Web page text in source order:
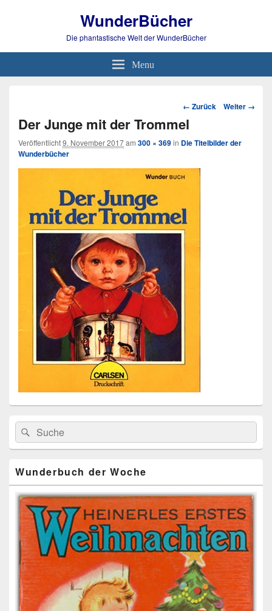
WunderBücher
Die phantastische Welt der WunderBücher
Menu
Bild-
Navigation
← Zurück Weiter →
Der Junge mit der Trommel
Veröffentlicht9. November 2017am 300 × 369in Die Titelbilder der
Wunderbücher
Primärer
Seitenleisten
Widget-
Bereich
Search
for:
Suche
Wunderbuch der Woche